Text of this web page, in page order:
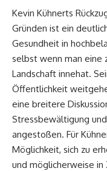
Kevin Kühnerts
Gründen ist ein
Gesundheit in
selbst wenn man eine
Landschaft innehat.
Öffentlichkeit
eine breitere
Stressbewältigung
angestoßen. Für
Möglichkeit, sich zu
und möglicherweise